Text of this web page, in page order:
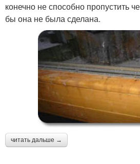
конечно не способно пропустить
бы она не была сделана.
читать дальше →